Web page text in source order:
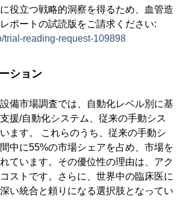
役立つ戦略的洞察を得るため、血管造
ポートの試読版をご請求ください:
trial-reading-request-109898
ション
備市場調査では、自動化レベル別に基
援/自動化システム、従来の手動シス
ます。 これらのうち、従来の手動シ
中に55%の市場シェアを占め、市場を
ています。その優位性の理由は、アク
ストです。さらに、世界中の臨床医に
い統合と頼りになる選択肢となってい